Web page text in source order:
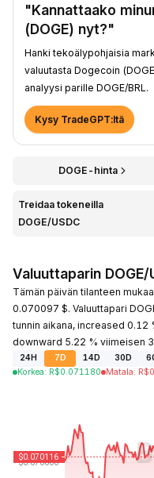
"Kannattaako
(DOGE) nyt?"
Hanki tekoälypohjaisia
valuutasta Dogecoin
analyysi parille DOGE/BRL.
Kysy TradeGPT:ltä
DOGE-hinta
Treidaa tokeneilla
DOGE/USDC
Valuuttaparin
Tämän päivän tilanteen
0.070097 $. Valuuttapari
tunnin aikana, increased 0.12
downward 5.22 % viimeisen
24H 7D 14D 30D
Korkea: R$0.071180 Matala: R$